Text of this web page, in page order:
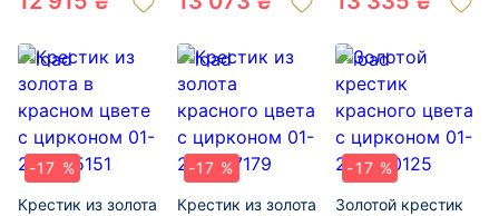
-17 %
Крестик из золота
-17 %
Крестик из золота
-17 %
Золотой крестик